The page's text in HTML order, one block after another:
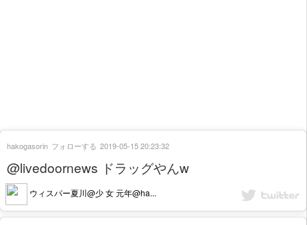
@livedoornews ドラッグやんw
ウィスパー夏川@少 女 元年@ha...
hakogasorin フォローする 2019-05-15 20:23:32